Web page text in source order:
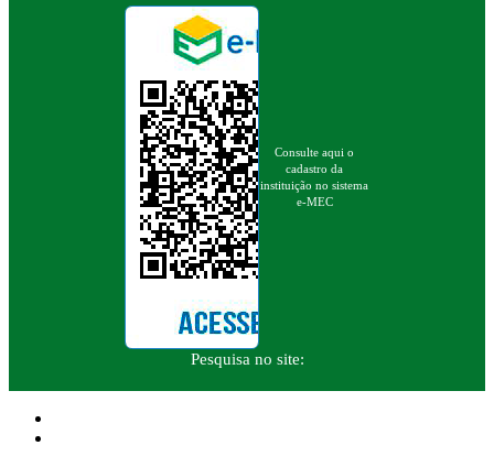
Consulte aqui o
cadastro da
instituição no sistema
e-MEC
Pesquisa no site: